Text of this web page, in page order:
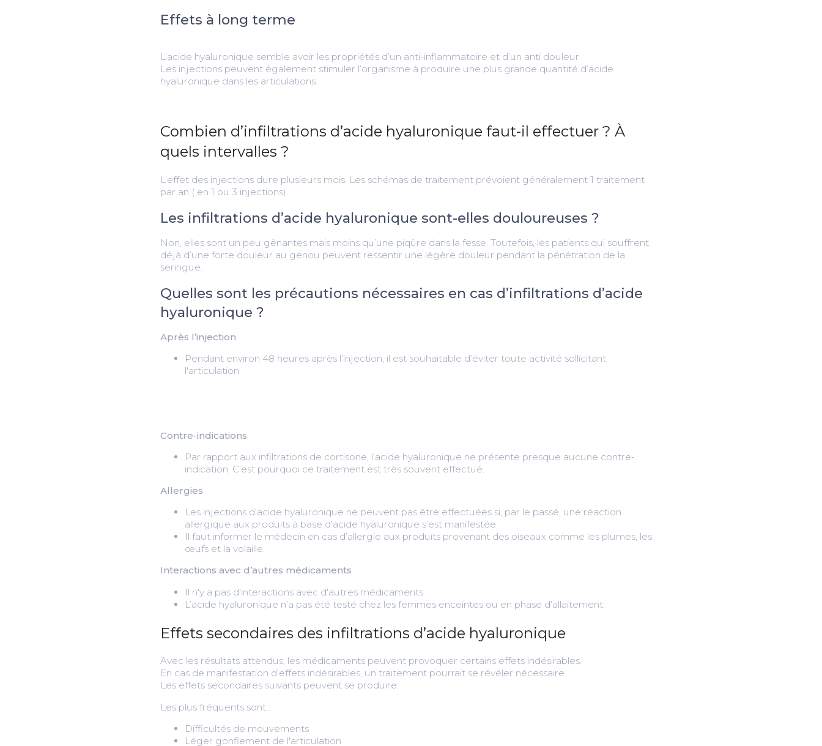
Effets à long terme
L’acide hyaluronique semble avoir les propriétés d’un anti-inflammatoire et d’un anti douleur.
Les injections peuvent également stimuler l’organisme à produire une plus grande quantité d’acide
hyaluronique dans les articulations.
Combien d’infiltrations d’acide hyaluronique faut-il effectuer ? À
quels intervalles ?
L’effet des injections dure plusieurs mois. Les schémas de traitement prévoient généralement 1 traitement
par an ( en 1 ou 3 injections).
Les infiltrations d’acide hyaluronique sont-elles douloureuses ?
Non, elles sont un peu gênantes mais moins qu’une piqûre dans la fesse. Toutefois, les patients qui souffrent
déjà d’une forte douleur au genou peuvent ressentir une légère douleur pendant la pénétration de la
seringue.
Quelles sont les précautions nécessaires en cas d’infiltrations d’acide
hyaluronique ?
Après l’injection
Pendant environ 48 heures après l’injection, il est souhaitable d’éviter toute activité sollicitant
l'articulation
Contre-indications
Par rapport aux infiltrations de cortisone, l’acide hyaluronique ne présente presque aucune contre-
indication. C’est pourquoi ce traitement est très souvent effectué.
Allergies
Les injections d’acide hyaluronique ne peuvent pas être effectuées si, par le passé, une réaction
allergique aux produits à base d’acide hyaluronique s’est manifestée.
Il faut informer le médecin en cas d’allergie aux produits provenant des oiseaux comme les plumes, les
œufs et la volaille.
Interactions avec d’autres médicaments
Il n'y a pas d'interactions avec d'autres médicaments
L’acide hyaluronique n’a pas été testé chez les femmes enceintes ou en phase d’allaitement.
Effets secondaires des infiltrations d’acide hyaluronique
Avec les résultats attendus, les médicaments peuvent provoquer certains effets indésirables.
En cas de manifestation d’effets indésirables, un traitement pourrait se révéler nécessaire.
Les effets secondaires suivants peuvent se produire:
Les plus fréquents sont :
Difficultés de mouvements
Léger gonflement de l'articulation